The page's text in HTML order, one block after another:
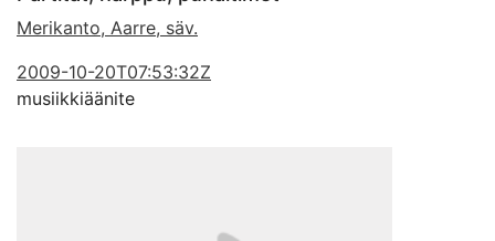
Merikanto, Aarre, säv.
2009-10-20T07:53:32Z
musiikkiäänite